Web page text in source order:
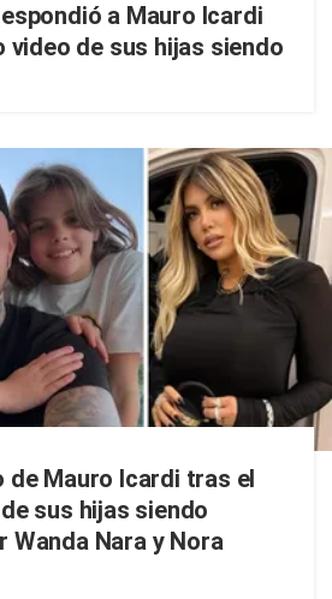
a Mauro Icardi
video de sus hijas siendo
de Mauro Icardi tras el
sus hijas siendo
Wanda Nara y Nora